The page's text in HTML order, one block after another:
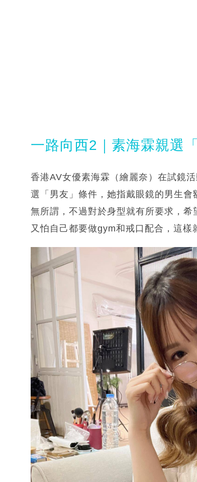
一路向西2｜素海霖親選
香港AV女優素海霖（繪麗奈）在試鏡
選「男友」條件，她指戴眼鏡的男生
無所謂，不過對於身型就有所要求，
又怕自己都要做gym和戒口配合，這樣